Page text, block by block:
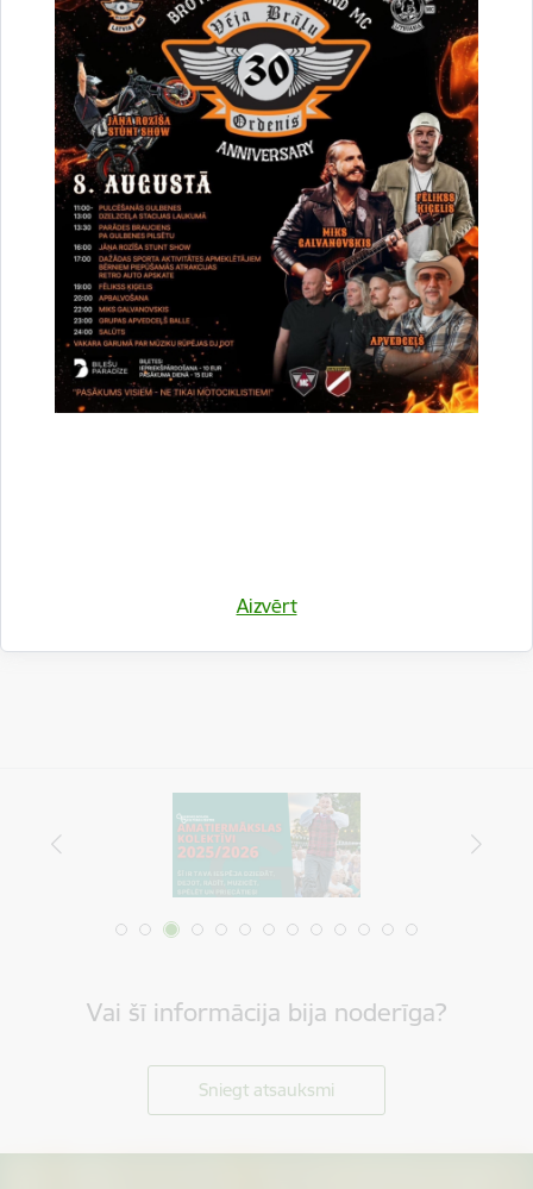
Aizvērt
Pieteikumu
iesniegšanas
vieta un laiks
Pieteikumi iesniedzami Gulbenes novada
nododot personīgi Gulbenes novada
vienotajā klientu apkalpošanas
Gulbenes novadā (pirmdienās,
ceturtdienās no plkst. 8:00 līdz
8:00 līdz 16:00);
nosūtot pa pastu uz adresi: Ābeļu
novads LV-4401. Nomas tiesību
uzņemas nesavlaicīgas piegādes risku.
Lejupielādēt:
Kartes izdruka
Vai šī informācija bija noderīga?
Sniegt atsauksmi